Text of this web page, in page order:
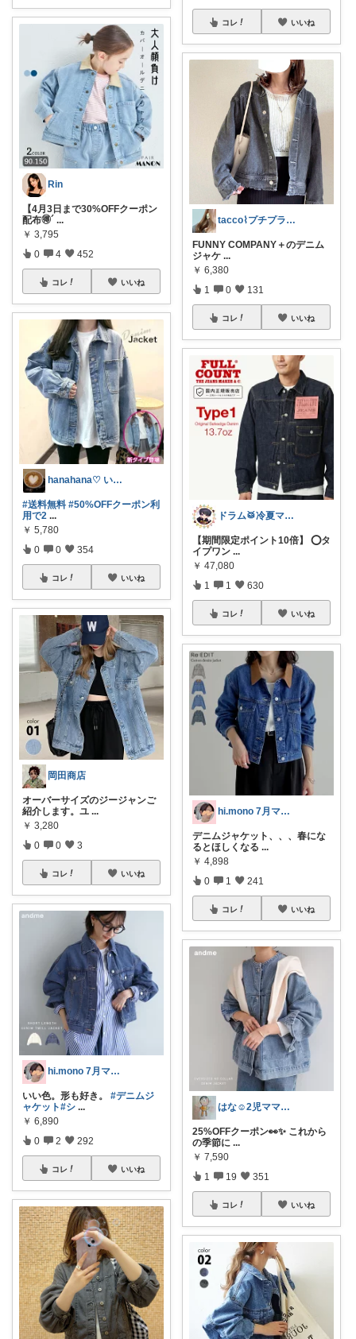
Rin
【4月3日まで30%OFFクーポン
配布🉐´ ...
￥ 3,795
0 4 452
コレ いいね
hanahana♡ いつもありがとう🙏
#送料無料 #50%OFFクーポン利
用で2 ...
￥ 5,780
0 0 354
コレ いいね
岡田商店
オーバーサイズのジージャンご
紹介します。ユ ...
￥ 3,280
0 0 3
コレ いいね
hi.mono 7月マラソン感謝🥰
いい色。形も好き。 #デニムジ
ャケット#シ ...
￥ 6,890
0 2 292
コレ いいね
コレ いいね
tacco⌇プチプラ服と愛用品
FUNNY COMPANY＋のデニム
ジャケ ...
￥ 6,380
1 0 131
コレ いいね
ドラム🥁冷夏マラソン🉐
【期間限定ポイント10倍】 ⭕️タ
イプワン ...
￥ 47,080
1 1 630
コレ いいね
hi.mono 7月マラソン感謝🥰
デニムジャケット、、、春にな
るとほしくなる ...
￥ 4,898
0 1 241
コレ いいね
はな☺︎2児ママ **経由感謝ﾃﾞｽ**
25%OFFクーポン👀✨ これから
の季節に ...
￥ 7,590
1 19 351
コレ いいね